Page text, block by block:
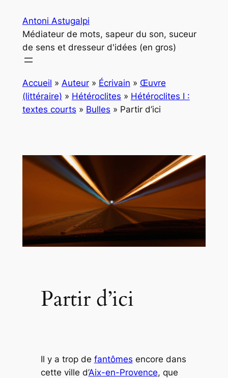
contenu
Antoni Astugalpi
Médiateur de mots, sapeur du son, suceur
de sens et dresseur d'idées (en gros)
Accueil » Auteur» Écrivain » Œuvre
(littéraire) » Hétéroclites » Hétéroclites I :
textes courts » Bulles » Partir d’ici
Partir d’ici
Il y a trop de fantômes encore dans
cette ville d’Aix-en-Provence, que